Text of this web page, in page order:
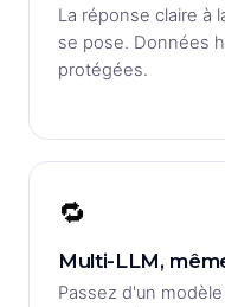
La réponse claire à
se pose. Données
protégées.
🔁
Multi-LLM,
Passez d'un